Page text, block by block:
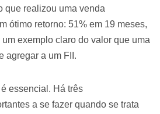
que realizou uma venda
ótimo retorno: 51% em 19 meses,
exemplo claro do valor que uma
agregar a um FII.
essencial. Há três
a se fazer quando se trata